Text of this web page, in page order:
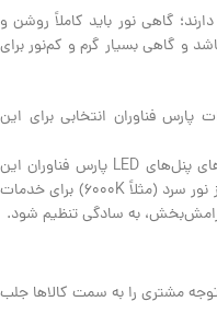
گاهی نور باید کاملاً روشن و
و گاهی بسیار گرم و کم‌نور برای
فناوران انتخابی برای این
پیشرفته‌ترین مدل‌های پنل‌های LED پارس فناوران این
امکان را فراهم می‌کنند که دمای رنگ (CCT) از نور سرد (مثلاً ۶۰۰۰K) برای خدمات
مشتری را به سمت کالاها جلب